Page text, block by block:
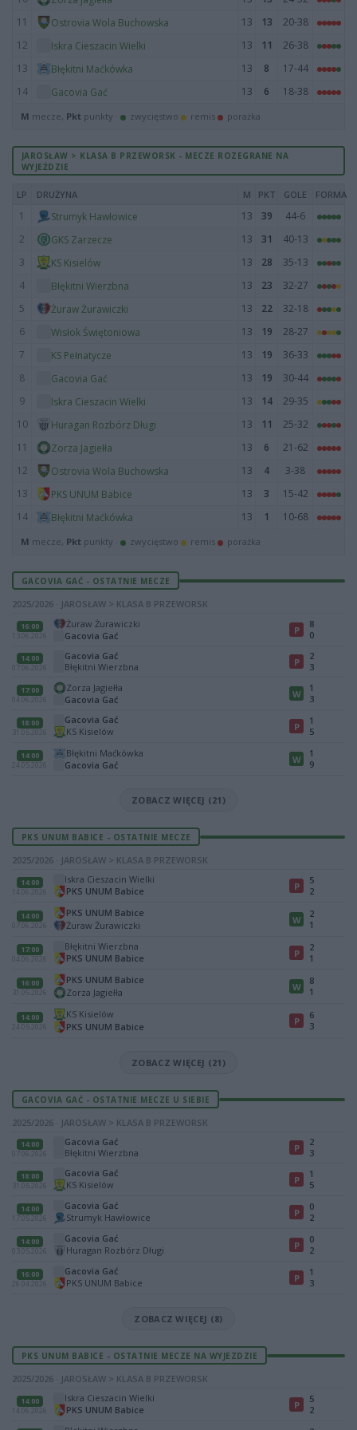
11
Ostrovia Wola Buchowska 13 13
20-38
12
Iskra Cieszacin Wielki 13 11
26-38
13
Błękitni Maćkówka 13 8
17-44
14
Gacovia Gać 13 6 18-38
M mecze, Pkt punkty · zwycięstwo remis porażka
JAROSŁAW > KLASA B PRZEWORSK - MECZE ROZEGRANE NA
WYJEŹDZIE
LP DRUŻYNA M PKT GOLE FORMA
1 Strumyk Hawłowice 13 39
44-6
2
GKS Zarzecze 13 31
40-13
3
KS Kisielów 13 28
35-13
4
Błękitni Wierzbna 13 23
32-27
5
Żuraw Żurawiczki 13 22
32-18
6
Wisłok Świętoniowa 13 19
28-27
7
KS Pełnatycze 13 19
36-33
8
Gacovia Gać 13 19
30-44
9
Iskra Cieszacin Wielki 13 14
29-35
10
Huragan Rozbórz Długi 13 11
25-32
11
Zorza Jagiełła 13 6
21-62
12
Ostrovia Wola Buchowska 13 4
3-38
13
PKS UNUM Babice 13 3
15-42
14
Błękitni Maćkówka 13 1 10-68
M mecze, Pkt punkty · zwycięstwo remis porażka
GACOVIA GAĆ - OSTATNIE MECZE
2025/2026 · JAROSŁAW > KLASA B PRZEWORSK
16:00
13.06.2026
Żuraw Żurawiczki
Gacovia Gać
P
8
0
14:00
07.06.2026
Gacovia Gać
Błękitni Wierzbna
P
2
3
17:00
04.06.2026
Zorza Jagiełła
Gacovia Gać
W
1
3
18:00
31.05.2026
Gacovia Gać
KS Kisielów
P
1
5
14:00
24.05.2026
Błękitni Maćkówka
Gacovia Gać
W
1
9
ZOBACZ WIĘCEJ (21)
PKS UNUM BABICE - OSTATNIE MECZE
2025/2026 · JAROSŁAW > KLASA B PRZEWORSK
14:00
14.06.2026
Iskra Cieszacin Wielki
PKS UNUM Babice
P
5
2
14:00
07.06.2026
PKS UNUM Babice
Żuraw Żurawiczki
W
2
1
17:00
04.06.2026
Błękitni Wierzbna
PKS UNUM Babice
P
2
1
16:00
31.05.2026
PKS UNUM Babice
Zorza Jagiełła
W
8
1
14:00
24.05.2026
KS Kisielów
PKS UNUM Babice
P
6
3
ZOBACZ WIĘCEJ (21)
GACOVIA GAĆ - OSTATNIE MECZE U SIEBIE
2025/2026 · JAROSŁAW > KLASA B PRZEWORSK
14:00
07.06.2026
Gacovia Gać
Błękitni Wierzbna
P
2
3
18:00
31.05.2026
Gacovia Gać
KS Kisielów
P
1
5
14:00
17.05.2026
Gacovia Gać
Strumyk Hawłowice
P
0
2
14:00
03.05.2026
Gacovia Gać
Huragan Rozbórz Długi
P
0
2
16:00
26.04.2026
Gacovia Gać
PKS UNUM Babice
P
1
3
ZOBACZ WIĘCEJ (8)
PKS UNUM BABICE - OSTATNIE MECZE NA WYJEZDZIE
2025/2026 · JAROSŁAW > KLASA B PRZEWORSK
14:00
14.06.2026
Iskra Cieszacin Wielki
PKS UNUM Babice
P
5
2